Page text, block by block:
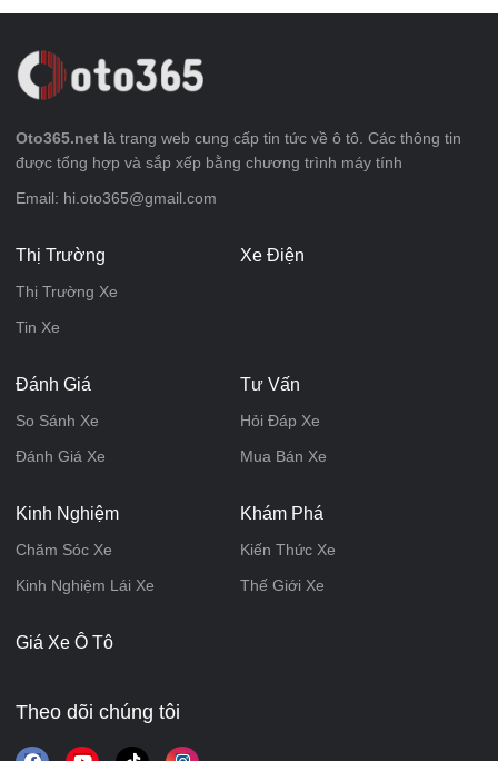
Oto365.net là trang web cung cấp tin tức về ô tô. Các thông tin
được tổng hợp và sắp xếp bằng chương trình máy tính
Email: hi.oto365@gmail.com
Thị Trường
Thị Trường Xe
Tin Xe
Xe Điện
Đánh Giá
So Sánh Xe
Đánh Giá Xe
Tư Vấn
Hỏi Đáp Xe
Mua Bán Xe
Kinh Nghiệm
Chăm Sóc Xe
Kinh Nghiệm Lái Xe
Khám Phá
Kiến Thức Xe
Thế Giới Xe
Giá Xe Ô Tô
Theo dõi chúng tôi